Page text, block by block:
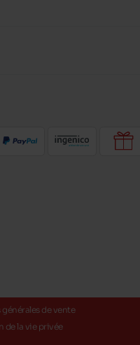
de vente
de la vie privée